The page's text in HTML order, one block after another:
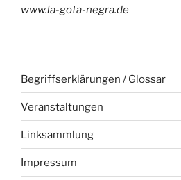
www.la-gota-negra.de
Begriffserklärungen / Glossar
Veranstaltungen
Linksammlung
Impressum